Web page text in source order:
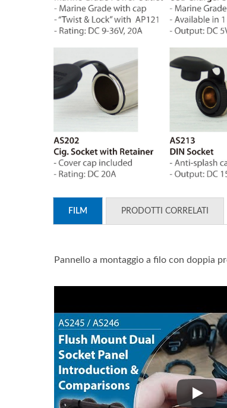
FILM PRODOTTI CORRELATI
Pannello a montaggio a filo con doppia